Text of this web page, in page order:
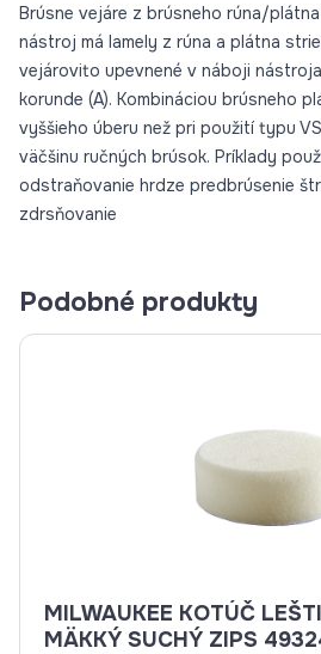
Brúsne vejáre z brúsneho rúna/
nástroj má lamely z rúna a plátna
vejárovito upevnené v náboji
korunde (A). Kombináciou brúsneho
vyššieho úberu než pri použití typu
väčšinu ručných brúsok. Príklady
odstraňovanie hrdze predbrúsenie
zdrsňovanie
Podobné produkty
MILWAUKEE KOTÚČ LEŠTIACI
MÄKKÝ SUCHÝ ZIPS